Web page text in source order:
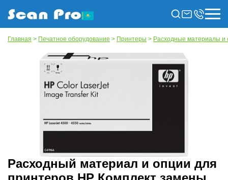
Главная > Печатное оборудование > Принтеры > Расходные материалы и
Расходный материал и опции для